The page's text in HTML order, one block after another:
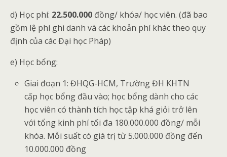
d) Học phí: 22.500.000 đồng/ khóa/ học viên. (đã bao
gồm lệ phí ghi danh và các khoản phí khác theo quy
định của các Đại học Pháp)
e) Học bổng:
Giai đoạn 1: ĐHQG-HCM, Trường ĐH KHTN
cấp học bổng đầu vào; học bổng dành cho các
học viên có thành tích học tập khá giỏi trở lên
với tổng kinh phí tối đa 180.000.000 đồng/ mỗi
khóa. Mỗi suất có giá trị từ 5.000.000 đồng đến
10.000.000 đồng